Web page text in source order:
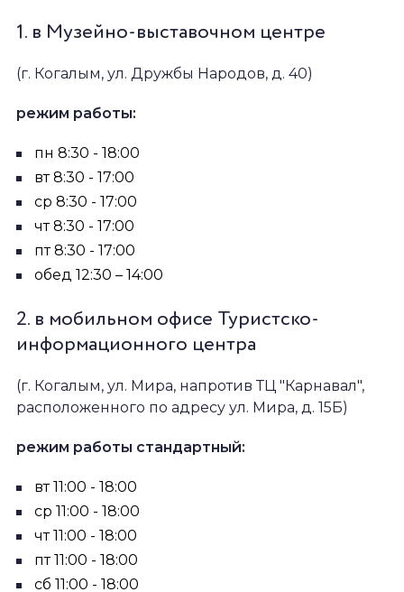
1. в Музейно-выставочном центре
(г. Когалым, ул. Дружбы Народов, д. 40)
режим работы:
пн 8:30 - 18:00
вт 8:30 - 17:00
ср 8:30 - 17:00
чт 8:30 - 17:00
пт 8:30 - 17:00
обед 12:30 – 14:00
2. в мобильном офисе Туристско-
информационного центра
(г. Когалым, ул. Мира, напротив ТЦ "Карнавал",
расположенного по адресу ул. Мира, д. 15Б)
режим работы стандартный:
вт 11:00 - 18:00
ср 11:00 - 18:00
чт 11:00 - 18:00
пт 11:00 - 18:00
сб 11:00 - 18:00